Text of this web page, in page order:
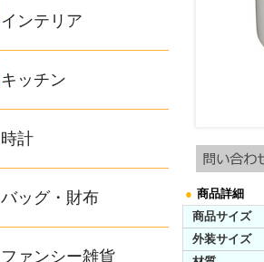
インテリア
キッチン
時計
バッグ・財布
ファンシー雑貨
● 商品詳細
商品サイズ
外装サイズ